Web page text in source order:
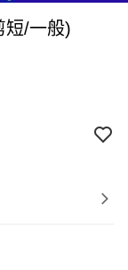
短/一般)